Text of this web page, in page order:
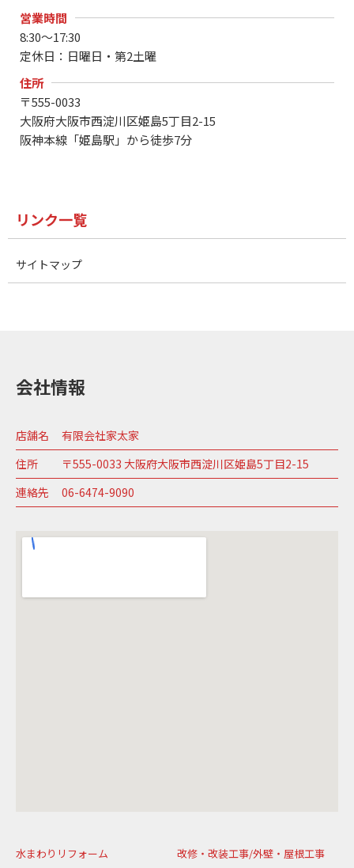
営業時間
8:30～17:30
定休日：日曜日・第2土曜
住所
〒555-0033
大阪府大阪市西淀川区姫島5丁目2-15
阪神本線「姫島駅」から徒歩7分
リンク一覧
サイトマップ
会社情報
店舗名
有限会社家太家
住所
〒555-0033 大阪府大阪市西淀川区姫島5丁目2-15
連絡先
06-6474-9090
水まわりリフォーム 改修・改装工事/外壁・屋根工事